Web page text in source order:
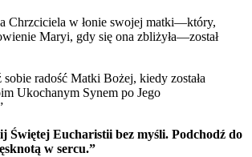
Chrzciciela w łonie swojej matki—który,
Maryi, gdy się ona zbliżyła—został
radość Matki Bożej, kiedy została
Ukochanym Synem po Jego
Świętej Eucharistii bez myśli. Podchodź do
w sercu.”